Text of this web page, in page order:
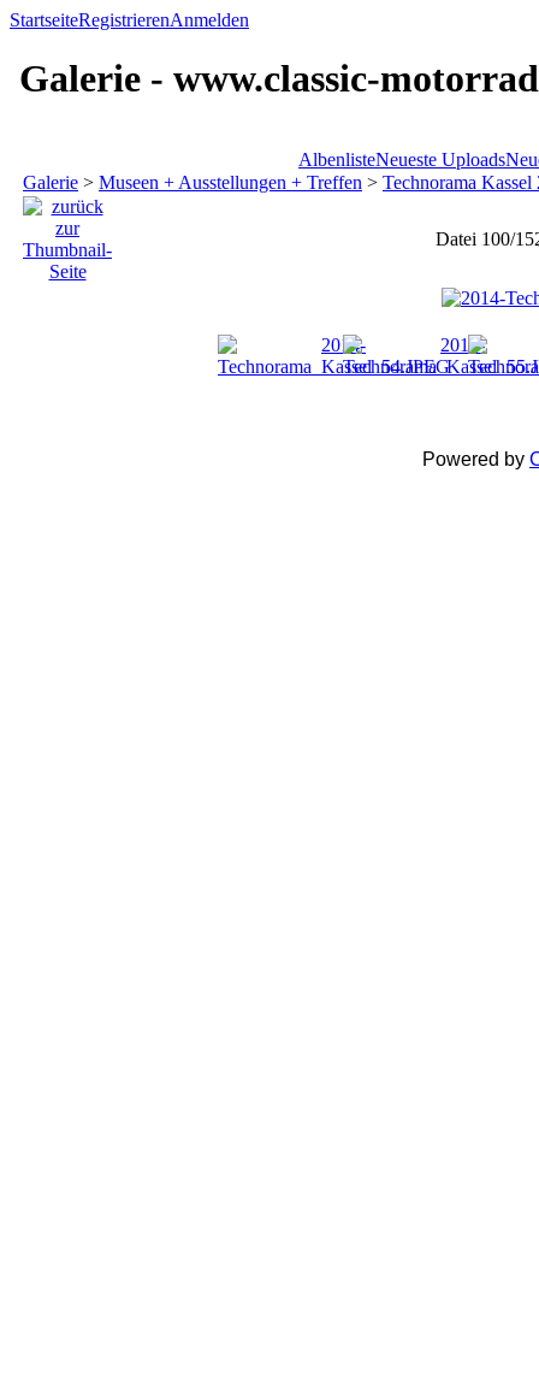
StartseiteRegistrierenAnmelden
Galerie - www.classic-
AlbenlisteNeueste Uploads
Galerie > Museen + Ausstellungen + Treffen > Technorama Kassel
Datei 100/
Powered by